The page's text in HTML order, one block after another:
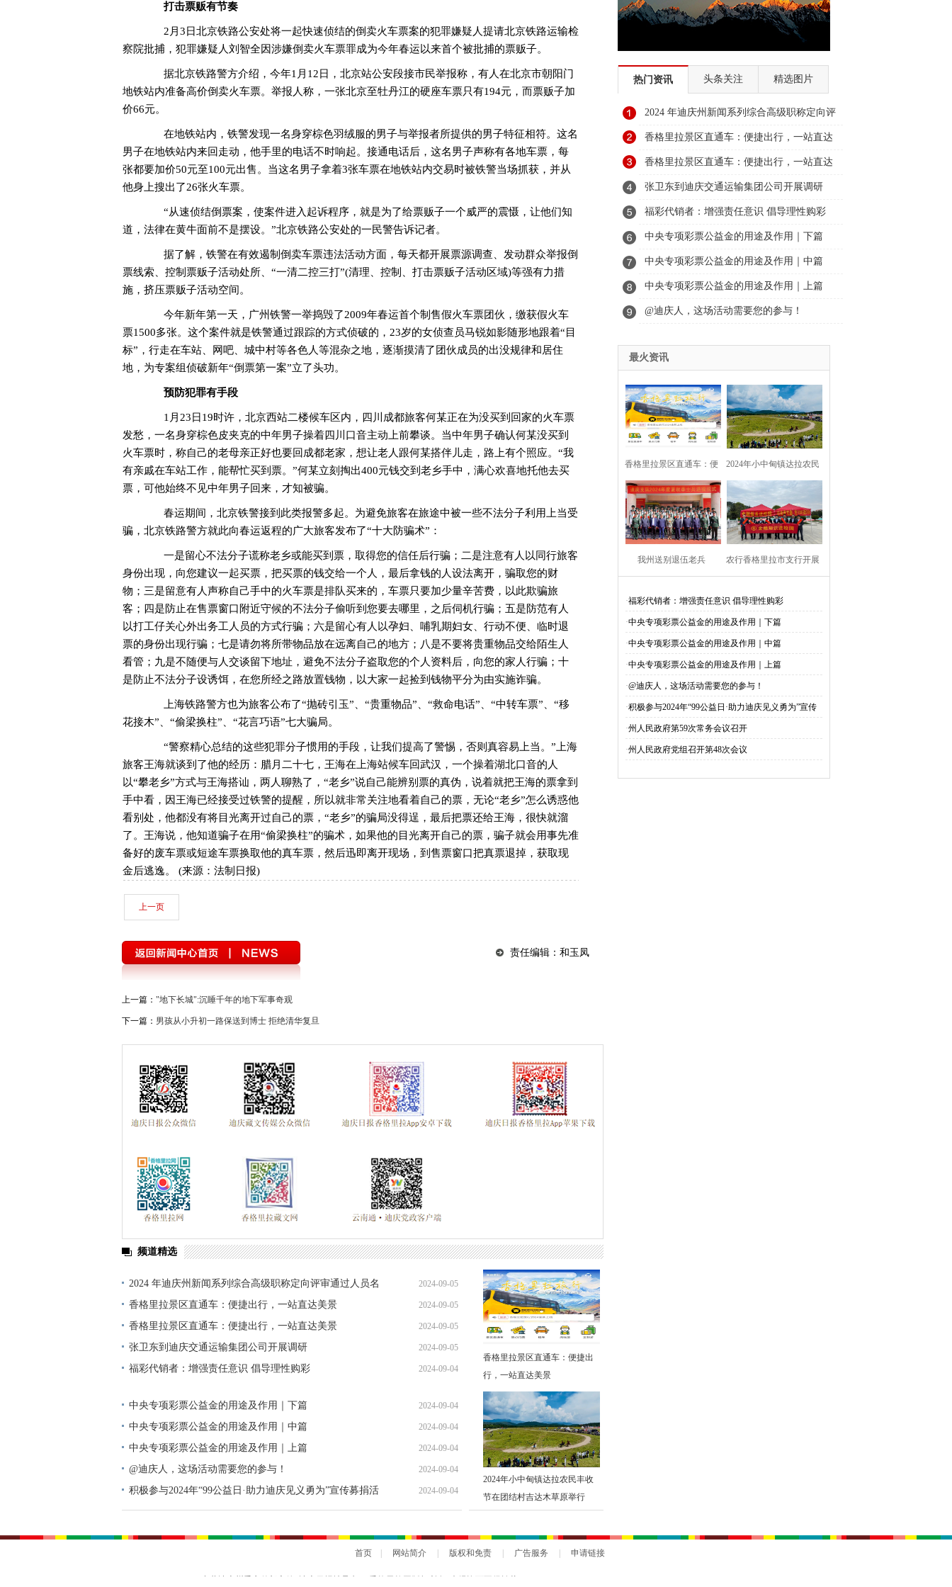
打击票贩有节奏
2月3日北京铁路公安处将一起快速侦结的倒卖火车票案的犯罪嫌疑人提请北京铁路运输检
察院批捕，犯罪嫌疑人刘智全因涉嫌倒卖火车票罪成为今年春运以来首个被批捕的票贩子。
据北京铁路警方介绍，今年1月12日，北京站公安段接市民举报称，有人在北京市朝阳门
地铁站内准备高价倒卖火车票。举报人称，一张北京至牡丹江的硬座车票只有194元，而票贩子加
价66元。
在地铁站内，铁警发现一名身穿棕色羽绒服的男子与举报者所提供的男子特征相符。这名
男子在地铁站内来回走动，他手里的电话不时响起。接通电话后，这名男子声称有各地车票，每
张都要加价50元至100元出售。当这名男子拿着3张车票在地铁站内交易时被铁警当场抓获，并从
他身上搜出了26张火车票。
“从速侦结倒票案，使案件进入起诉程序，就是为了给票贩子一个威严的震慑，让他们知
道，法律在黄牛面前不是摆设。”北京铁路公安处的一民警告诉记者。
据了解，铁警在有效遏制倒卖车票违法活动方面，每天都开展票源调查、发动群众举报倒
票线索、控制票贩子活动处所、“一清二控三打”(清理、控制、打击票贩子活动区域)等强有力措
施，挤压票贩子活动空间。
今年新年第一天，广州铁警一举捣毁了2009年春运首个制售假火车票团伙，缴获假火车
票1500多张。这个案件就是铁警通过跟踪的方式侦破的，23岁的女侦查员马锐如影随形地跟着“目
标”，行走在车站、网吧、城中村等各色人等混杂之地，逐渐摸清了团伙成员的出没规律和居住
地，为专案组侦破新年“倒票第一案”立了头功。
预防犯罪有手段
1月23日19时许，北京西站二楼候车区内，四川成都旅客何某正在为没买到回家的火车票
发愁，一名身穿棕色皮夹克的中年男子操着四川口音主动上前攀谈。当中年男子确认何某没买到
火车票时，称自己的老母亲正好也要回成都老家，想让老人跟何某搭伴儿走，路上有个照应。“我
有亲戚在车站工作，能帮忙买到票。”何某立刻掏出400元钱交到老乡手中，满心欢喜地托他去买
票，可他始终不见中年男子回来，才知被骗。
春运期间，北京铁警接到此类报警多起。为避免旅客在旅途中被一些不法分子利用上当受
骗，北京铁路警方就此向春运返程的广大旅客发布了“十大防骗术”：
一是留心不法分子谎称老乡或能买到票，取得您的信任后行骗；二是注意有人以同行旅客
身份出现，向您建议一起买票，把买票的钱交给一个人，最后拿钱的人设法离开，骗取您的财
物；三是留意有人声称自己手中的火车票是排队买来的，车票只要加少量辛苦费，以此欺骗旅
客；四是防止在售票窗口附近守候的不法分子偷听到您要去哪里，之后伺机行骗；五是防范有人
以打工仔关心外出务工人员的方式行骗；六是留心有人以孕妇、哺乳期妇女、行动不便、临时退
票的身份出现行骗；七是请勿将所带物品放在远离自己的地方；八是不要将贵重物品交给陌生人
看管；九是不随便与人交谈留下地址，避免不法分子盗取您的个人资料后，向您的家人行骗；十
是防止不法分子设诱饵，在您所经之路放置钱物，以大家一起捡到钱物平分为由实施诈骗。
上海铁路警方也为旅客公布了“抛砖引玉”、“贵重物品”、“救命电话”、“中转车票”、“移
花接木”、“偷梁换柱”、“花言巧语”七大骗局。
“警察精心总结的这些犯罪分子惯用的手段，让我们提高了警惕，否则真容易上当。”上海
旅客王海就谈到了他的经历：腊月二十七，王海在上海站候车回武汉，一个操着湖北口音的人
以“攀老乡”方式与王海搭讪，两人聊熟了，“老乡”说自己能辨别票的真伪，说着就把王海的票拿到
手中看，因王海已经接受过铁警的提醒，所以就非常关注地看着自己的票，无论“老乡”怎么诱惑他
看别处，他都没有将目光离开过自己的票，“老乡”的骗局没得逞，最后把票还给王海，很快就溜
了。王海说，他知道骗子在用“偷梁换柱”的骗术，如果他的目光离开自己的票，骗子就会用事先准
备好的废车票或短途车票换取他的真车票，然后迅即离开现场，到售票窗口把真票退掉，获取现
金后逃逸。 (来源：法制日报)
上一页
责任编辑：和玉凤
上一篇： "地下长城":沉睡千年的地下军事奇观
下一篇： 男孩从小升初一路保送到博士 拒绝清华复旦
频道精选
2024 年迪庆州新闻系列综合高级职称定向评审通过人员名
单公示
2024-09-05
香格里拉景区直通车：便捷出行，一站直达美景 2024-09-05
香格里拉景区直通车：便捷出行，一站直达美景 2024-09-05
张卫东到迪庆交通运输集团公司开展调研 2024-09-05
福彩代销者：增强责任意识 倡导理性购彩 2024-09-04
中央专项彩票公益金的用途及作用｜下篇 2024-09-04
中央专项彩票公益金的用途及作用｜中篇 2024-09-04
中央专项彩票公益金的用途及作用｜上篇 2024-09-04
@迪庆人，这场活动需要您的参与！ 2024-09-04
积极参与2024年“99公益日·助力迪庆见义勇为”宣传募捐活
动倡议书
2024-09-04
香格里拉景区直通车：便捷出
行，一站直达美景
2024年小中甸镇达拉农民丰收
节在团结村吉达木草原举行
热门资讯 头条关注 精选图片
2024 年迪庆州新闻系列综合高级职称定向评
审通过人员名单公示
香格里拉景区直通车：便捷出行，一站直达
美景
香格里拉景区直通车：便捷出行，一站直达
美景
张卫东到迪庆交通运输集团公司开展调研
福彩代销者：增强责任意识 倡导理性购彩
中央专项彩票公益金的用途及作用｜下篇
中央专项彩票公益金的用途及作用｜中篇
中央专项彩票公益金的用途及作用｜上篇
@迪庆人，这场活动需要您的参与！
最火资讯
香格里拉景区直通车：便
捷出行，一站直达美景
2024年小中甸镇达拉农民
丰收节在团结村吉达木草
原举行
我州送别退伍老兵​ 农行香格里拉市支行开展
·福彩代销者：增强责任意识 倡导理性购彩
·中央专项彩票公益金的用途及作用｜下篇
·中央专项彩票公益金的用途及作用｜中篇
·中央专项彩票公益金的用途及作用｜上篇
·@迪庆人，这场活动需要您的参与！
·积极参与2024年“99公益日·助力迪庆见义勇为”宣传
募捐活动倡议书
·州人民政府第59次常务会议召开
·州人民政府党组召开第48次会议